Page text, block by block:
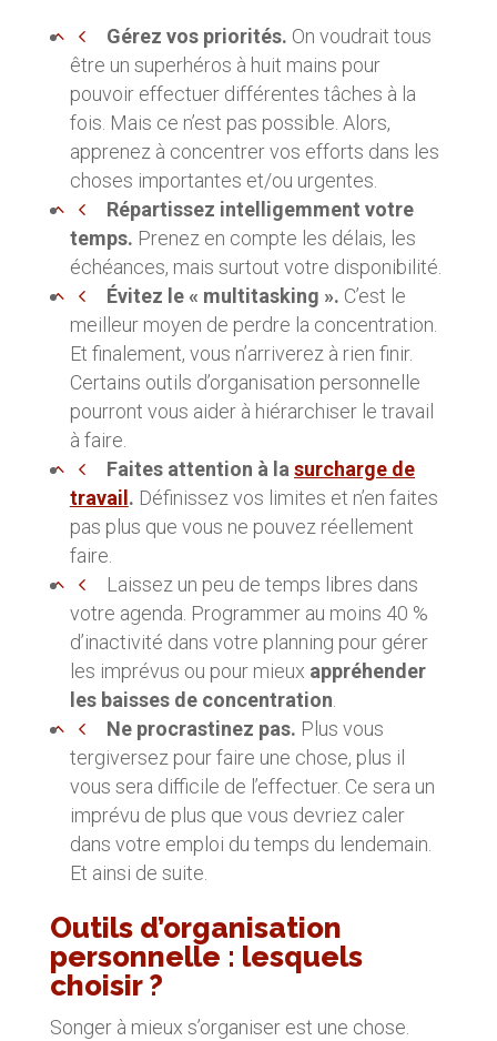
Gérez vos priorités. On voudrait tous
être un superhéros à huit mains pour
pouvoir effectuer différentes tâches à la
fois. Mais ce n’est pas possible. Alors,
apprenez à concentrer vos efforts dans les
choses importantes et/ou urgentes.
Répartissez intelligemment votre
temps. Prenez en compte les délais, les
échéances, mais surtout votre disponibilité.
Évitez le « multitasking ». C’est le
meilleur moyen de perdre la concentration.
Et finalement, vous n’arriverez à rien finir.
Certains outils d’organisation personnelle
pourront vous aider à hiérarchiser le travail
à faire.
Faites attention à lasurcharge de
travail . Définissez vos limites et n’en faites
pas plus que vous ne pouvez réellement
faire.
Laissez un peu de temps libres dans
votre agenda. Programmer au moins 40 %
d’inactivité dans votre planning pour gérer
les imprévus ou pour mieux appréhender
les baisses de concentration.
Ne procrastinez pas. Plus vous
tergiversez pour faire une chose, plus il
vous sera difficile de l’effectuer. Ce sera un
imprévu de plus que vous devriez caler
dans votre emploi du temps du lendemain.
Et ainsi de suite.
Outils d’organisation
personnelle : lesquels
choisir ?
Songer à mieux s’organiser est une chose.